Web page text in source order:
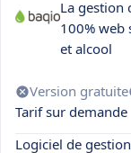
La gestion
100% web
et alcool
Version gratuite
Tarif sur demande
Logiciel de